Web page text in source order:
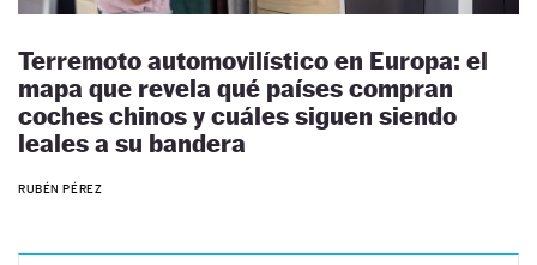
Terremoto automovilístico en Europa: el
mapa que revela qué países compran
coches chinos y cuáles siguen siendo
leales a su bandera
RUBÉN PÉREZ